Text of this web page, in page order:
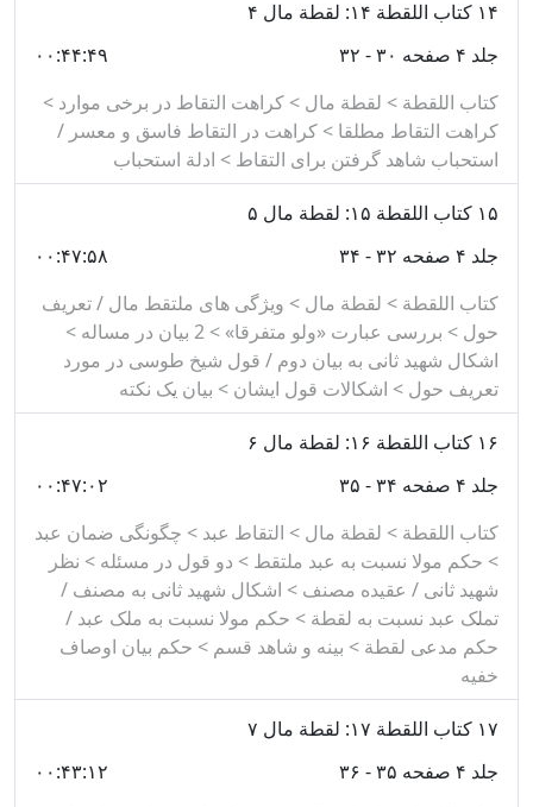
۱۴ کتاب اللقطة ۱۴: لقطة مال ۴
جلد ۴ صفحه ۳۰ - ۳۲
۰۰:۴۴:۴۹
کتاب اللقطة > لقطة مال > کراهت التقاط در برخی موارد >
کراهت التقاط مطلقا > کراهت در التقاط فاسق و معسر /
استحباب شاهد گرفتن برای التقاط > ادلة استحباب
۱۵ کتاب اللقطة ۱۵: لقطة مال ۵
جلد ۴ صفحه ۳۲ - ۳۴
۰۰:۴۷:۵۸
کتاب اللقطة > لقطة مال > ویژگی های ملتقط مال / تعریف
حول > بررسی عبارت «ولو متفرقا» > 2 بیان در مساله >
اشکال شهید ثانی به بیان دوم / قول شیخ طوسی در مورد
تعریف حول > اشکالات قول ایشان > بیان یک نکته
۱۶ کتاب اللقطة ۱۶: لقطة مال ۶
جلد ۴ صفحه ۳۴ - ۳۵
۰۰:۴۷:۰۲
کتاب اللقطة > لقطة مال > التقاط عبد > چگونگی ضمان عبد
> حکم مولا نسبت به عبد ملتقط > دو قول در مسئله > نظر
شهید ثانی / عقیده مصنف > اشکال شهید ثانی به مصنف /
تملک عبد نسبت به لقطة > حکم مولا نسبت به ملک عبد /
حکم مدعی لقطة > بینه و شاهد قسم > حکم بیان اوصاف
خفیه
۱۷ کتاب اللقطة ۱۷: لقطة مال ۷
جلد ۴ صفحه ۳۵ - ۳۶
۰۰:۴۳:۱۲